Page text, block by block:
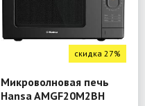
скидка 27%
Микроволновая печь
Hansa AMGF20M2BH